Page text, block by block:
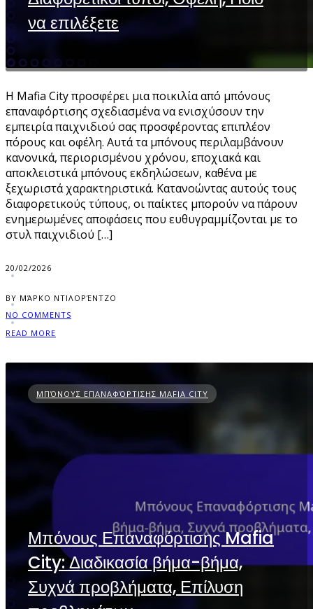
να επιλέξετε
Η Mafia City προσφέρει μια ποικιλία από μπόνους
επαναφόρτισης σχεδιασμένα να ενισχύσουν την
εμπειρία παιχνιδιού σας προσφέροντας επιπλέον
πόρους και οφέλη. Αυτά τα μπόνους περιλαμβάνουν
κανονικά, περιορισμένου χρόνου, εποχιακά και
αποκλειστικά μπόνους εκδηλώσεων, καθένα με
ξεχωριστά χαρακτηριστικά. Κατανοώντας αυτούς τους
διαφορετικούς τύπους, οι παίκτες μπορούν να πάρουν
ενημερωμένες αποφάσεις που ευθυγραμμίζονται με το
στυλ παιχνιδιού […]
20/02/2026
BY ΜΆΡΚΟ ΝΤΙΛΟΡΈΝΤΖΟ
NO COMMENTS
READ MORE
ΜΠΌΝΟΥΣ ΕΠΑΝΑΦΌΡΤΙΣΗΣ MAFIA CITY
Μπόνους Επαναφόρτισης Mafia
City: Διαδικασία βήμα-βήμα,
Συχνά προβλήματα, Επίλυση